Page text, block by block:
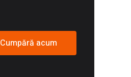
Cumpără acum